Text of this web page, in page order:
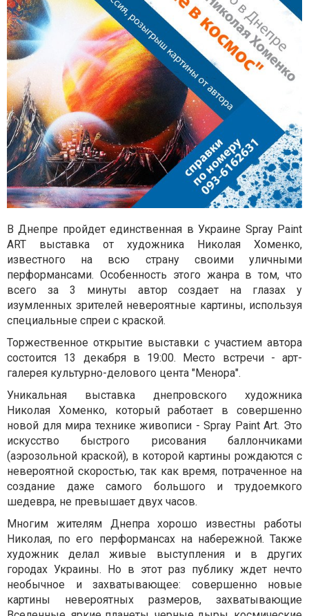
В Днепре пройдет единственная в Украине Spray Paint
ART выставка от художника Николая Хоменко,
известного на всю страну своими уличными
перформансами. Особенность этого жанра в том, что
всего за 3 минуты автор создает на глазах у
изумленных зрителей невероятные картины, используя
специальные спреи с краской.
Торжественное открытие выставки с участием автора
состоится 13 декабря в 19:00. Место встречи - арт-
галерея культурно-делового цента "Менора".
Уникальная выставка днепровского художника
Николая Хоменко, который работает в совершенно
новой для мира технике живописи - Spray Paint Art. Это
искусство быстрого рисования баллончиками
(аэрозольной краской), в которой картины рождаются с
невероятной скоростью, так как время, потраченное на
создание даже самого большого и трудоемкого
шедевра, не превышает двух часов.
Многим жителям Днепра хорошо известны работы
Николая, по его перформансах на набережной. Также
художник делал живые выступления и в других
городах Украины. Но в этот раз публику ждет нечто
необычное и захватывающее: совершенно новые
картины невероятных размеров, захватывающие